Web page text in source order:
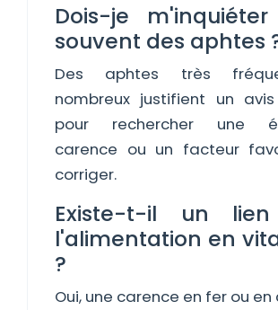
Dois-je
souvent des aphtes
Des aphtes très
nombreux justifient un
pour rechercher une
carence ou un facteur
corriger.
Existe-t-il un
l'alimentation en
?
Oui, une carence en fer ou